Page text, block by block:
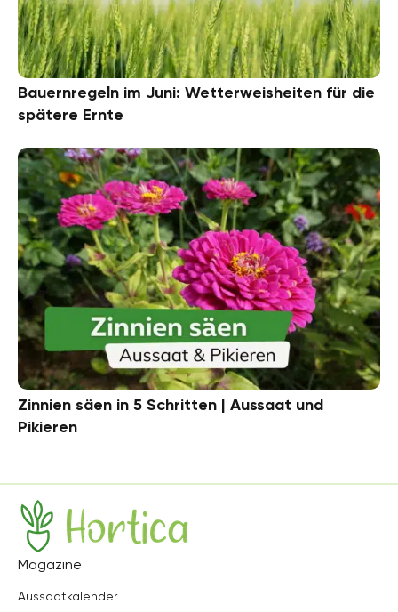
Bauernregeln im Juni: Wetterweisheiten für die
spätere Ernte
Zinnien säen in 5 Schritten | Aussaat und
Pikieren
Hortica
Magazine
Aussaatkalender